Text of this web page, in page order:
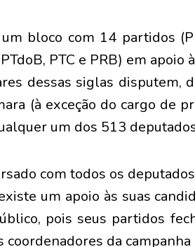
bloco com 14 partidos
PTdoB, PTC e PRB) em
dessas siglas disputem,
(à exceção do cargo de
um dos 513
com todos os
um apoio às suas
pois seus partidos
coordenadores da